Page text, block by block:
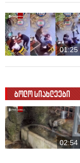
01:25
ბოლო სიახლეები
02:54